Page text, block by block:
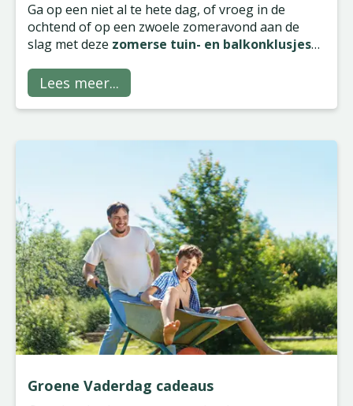
Ga op een niet al te hete dag, of vroeg in de
ochtend of op een zwoele zomeravond aan de
slag met deze zomerse tuin- en balkonklusjes
Lees meer...
Groene Vaderdag cadeaus